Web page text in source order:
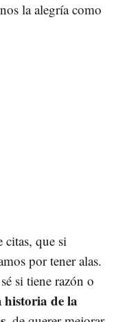
la alegría como
citas, que si
por tener alas.
si tiene razón o
historia de la